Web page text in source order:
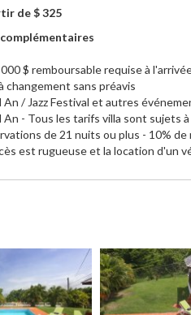
de $ 325
$ remboursable requise à
changement sans préavis
An / Jazz Festival et autres
An - Tous les tarifs villa sont sujets
de 21 nuits ou plus - 10%
est rugueuse et la location d'un